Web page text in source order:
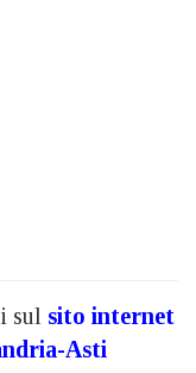
sul sito internet
Asti